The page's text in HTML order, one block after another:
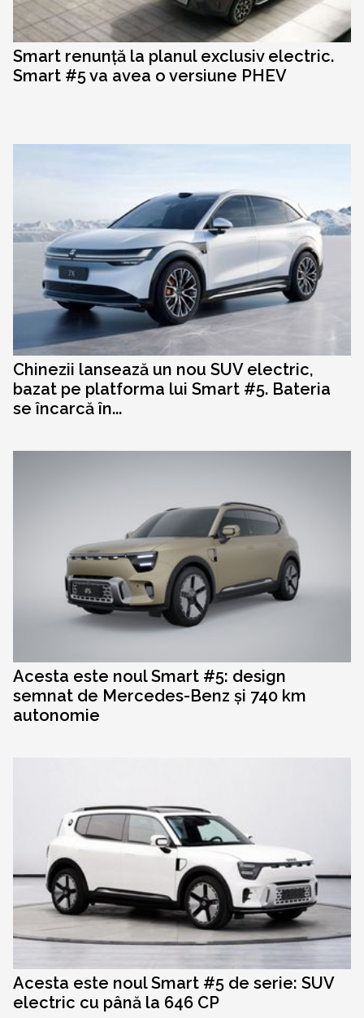
Smart renunță la planul exclusiv electric.
Smart #5 va avea o versiune PHEV
Chinezii lansează un nou SUV electric,
bazat pe platforma lui Smart #5. Bateria
se încarcă în...
Acesta este noul Smart #5: design
semnat de Mercedes-Benz și 740 km
autonomie
Acesta este noul Smart #5 de serie: SUV
electric cu până la 646 CP